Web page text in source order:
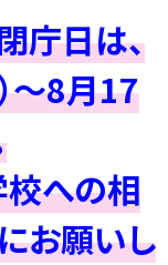
庁日は、
～8月17
への相
お願いし